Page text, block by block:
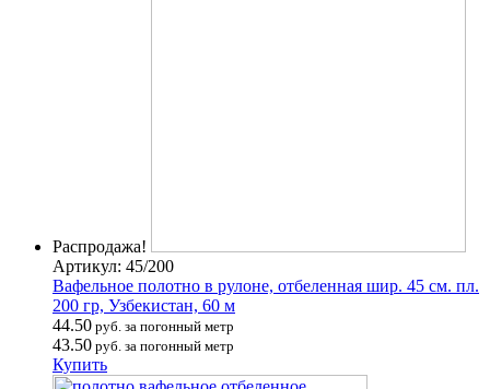
Распродажа!
Артикул: 45/200
Вафельное полотно в рулоне, отбеленная шир. 45 см. пл.
200 гр, Узбекистан, 60 м
44.50 руб. за погонный метр
43.50 руб. за погонный метр
Купить